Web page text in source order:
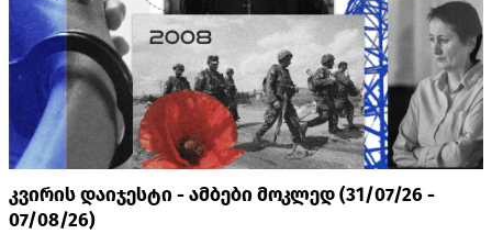
კვირის დაიჯესტი - ამბები მოკლედ (31/07/26 -
07/08/26)